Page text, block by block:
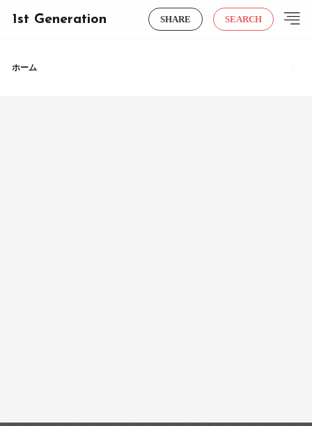
1st Generation SHARE SEARCH
ホーム